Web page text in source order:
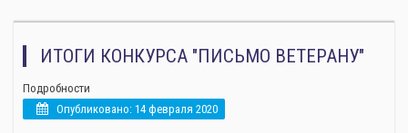
ИТОГИ КОНКУРСА "ПИСЬМО ВЕТЕРАНУ"
Подробности
Опубликовано: 14 февраля 2020